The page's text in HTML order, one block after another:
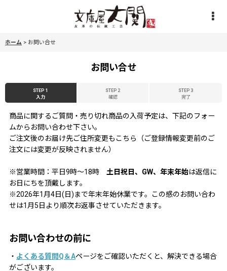
ホーム > お問い合せ
お問い合せ
STEP 1
入力
STEP 2
確認
STEP 3
完了
商品に関するご質問・売り切れ商品の入荷予定は、下記のフォー
ムからお問い合わせ下さい。
ご注文後のお届け先ご住所変更もこちら（ご登録情報変更前のご
注文には変更が反映されません）
※営業時間：平日9時〜18時 土日祝日、GW、年末年始は返信に
お日にちを頂戴します。
※2026年1月4日(日)まで年末年始休業です。この感のお問い合わ
せは1月5日より順次お返事させていただきます。
お問い合わせの前に
・ よくある質問Q＆Aページをご確認いただくと、解決できる場合
がございます。